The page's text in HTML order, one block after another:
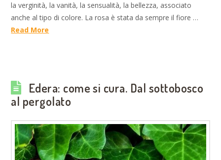
la verginità, la vanità, la sensualità, la bellezza, associato
anche al tipo di colore. La rosa è stata da sempre il fiore …
Read More
Edera: come si cura. Dal sottobosco
al pergolato